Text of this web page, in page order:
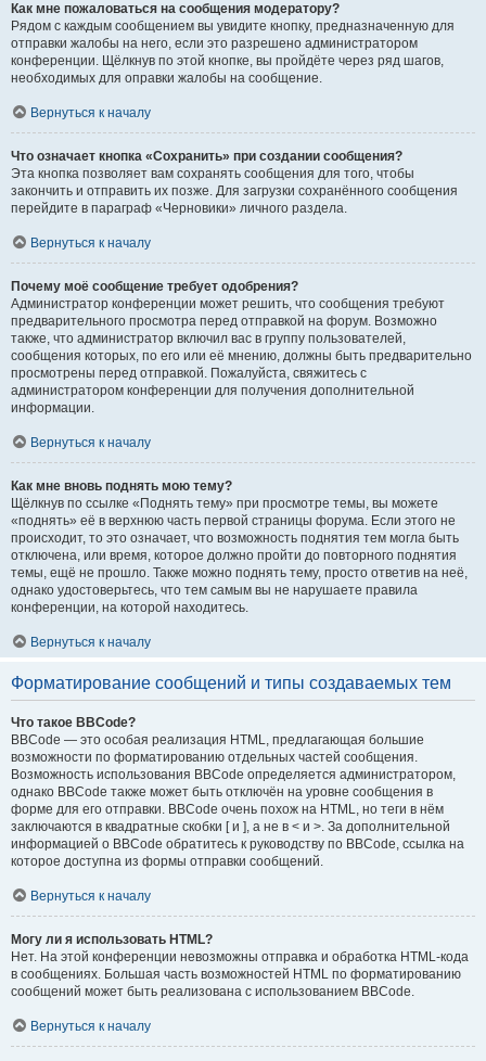
Как мне пожаловаться на сообщения модератору?
Рядом с каждым сообщением вы увидите кнопку, предназначенную для
отправки жалобы на него, если это разрешено администратором
конференции. Щёлкнув по этой кнопке, вы пройдёте через ряд шагов,
необходимых для оправки жалобы на сообщение.
Вернуться к началу
Что означает кнопка «Сохранить» при создании сообщения?
Эта кнопка позволяет вам сохранять сообщения для того, чтобы
закончить и отправить их позже. Для загрузки сохранённого сообщения
перейдите в параграф «Черновики» личного раздела.
Вернуться к началу
Почему моё сообщение требует одобрения?
Администратор конференции может решить, что сообщения требуют
предварительного просмотра перед отправкой на форум. Возможно
также, что администратор включил вас в группу пользователей,
сообщения которых, по его или её мнению, должны быть предварительно
просмотрены перед отправкой. Пожалуйста, свяжитесь с
администратором конференции для получения дополнительной
информации.
Вернуться к началу
Как мне вновь поднять мою тему?
Щёлкнув по ссылке «Поднять тему» при просмотре темы, вы можете
«поднять» её в верхнюю часть первой страницы форума. Если этого не
происходит, то это означает, что возможность поднятия тем могла быть
отключена, или время, которое должно пройти до повторного поднятия
темы, ещё не прошло. Также можно поднять тему, просто ответив на неё,
однако удостоверьтесь, что тем самым вы не нарушаете правила
конференции, на которой находитесь.
Вернуться к началу
Форматирование сообщений и типы создаваемых тем
Что такое BBCode?
BBCode — это особая реализация HTML, предлагающая большие
возможности по форматированию отдельных частей сообщения.
Возможность использования BBCode определяется администратором,
однако BBCode также может быть отключён на уровне сообщения в
форме для его отправки. BBCode очень похож на HTML, но теги в нём
заключаются в квадратные скобки [ и ], а не в < и >. За дополнительной
информацией о BBCode обратитесь к руководству по BBCode, ссылка на
которое доступна из формы отправки сообщений.
Вернуться к началу
Могу ли я использовать HTML?
Нет. На этой конференции невозможны отправка и обработка HTML-кода
в сообщениях. Большая часть возможностей HTML по форматированию
сообщений может быть реализована с использованием BBCode.
Вернуться к началу